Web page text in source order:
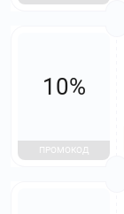
10%
ПРОМОКОД